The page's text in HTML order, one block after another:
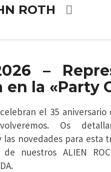
ROTH
–
en la «Party
el 35 aniversario
Os
las novedades para
nuestros ALIEN